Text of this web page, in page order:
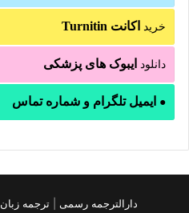
خرید اکانت Turnitin
دانلود ایبوک های پزشکی
● ایمیل تلگرام و شماره تماس
دارالترجمه رسمی ترجمه زبان